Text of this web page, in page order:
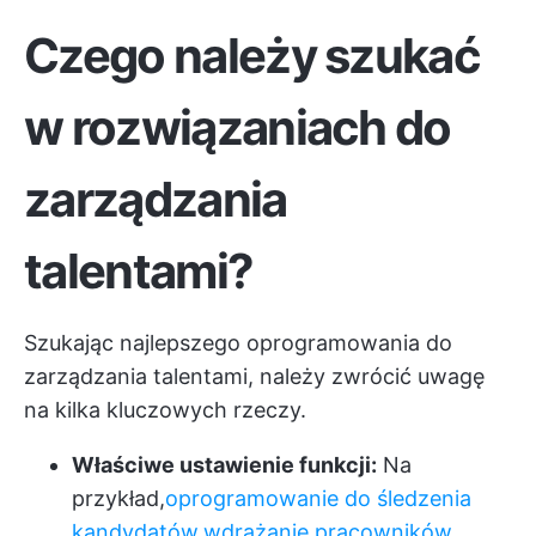
Czego należy szukać
w rozwiązaniach do
zarządzania
talentami?
Szukając najlepszego oprogramowania do
zarządzania talentami, należy zwrócić uwagę
na kilka kluczowych rzeczy.
Właściwe ustawienie funkcji: Na
przykład,oprogramowanie do śledzenia